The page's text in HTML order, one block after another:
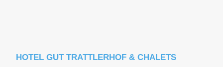
HOTEL GUT TRATTLERHOF & CHALETS